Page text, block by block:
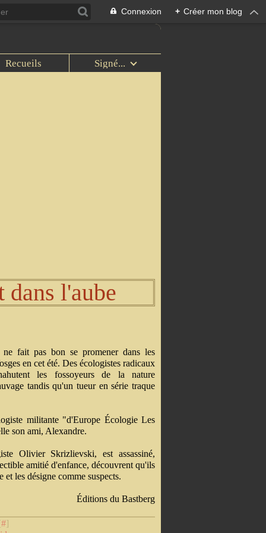
Connexion + Créer mon blog
Recueils Signé...
l'aube
fait pas bon se promener dans les
en cet été. Des écologistes radicaux
les fossoyeurs de la nature
tandis qu'un tueur en série traque
militante "d'Europe Écologie Les
son ami, Alexandre.
Olivier Skrizlievski, est assassiné,
amitié d'enfance, découvrent qu'ils
les désigne comme suspects.
Éditions du Bastberg
#]